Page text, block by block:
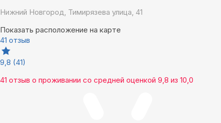
Нижний Новгород, Тимирязева улица, 41
Показать расположение на карте
41 отзыв
9,8 (41)
41 отзыв о проживании со средней оценкой 9,8 из 10,0